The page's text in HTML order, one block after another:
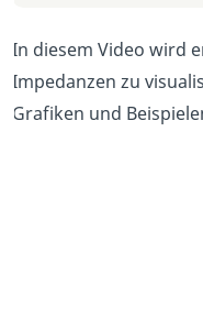
In diesem Video wird
Impedanzen zu
Grafiken und